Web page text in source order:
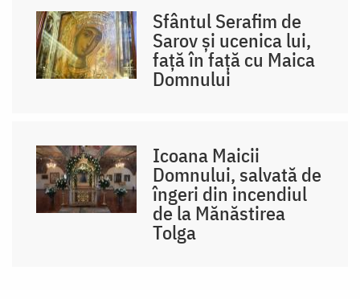
Sfântul Serafim de
Sarov și ucenica lui,
față în față cu Maica
Domnului
Icoana Maicii
Domnului, salvată de
îngeri din incendiul
de la Mănăstirea
Tolga